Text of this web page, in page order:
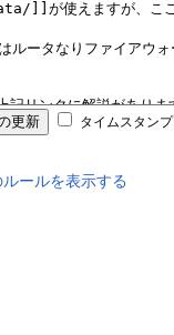
タイムスタン
ールを表示する